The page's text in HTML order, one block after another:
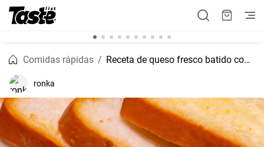
Comidas rápidas Receta de queso fresco batido con atún
ronka